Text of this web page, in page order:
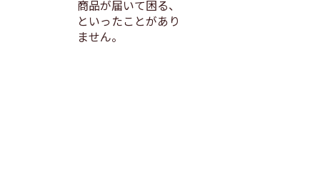
商品が届いて困る、
といったことがあり
ません。